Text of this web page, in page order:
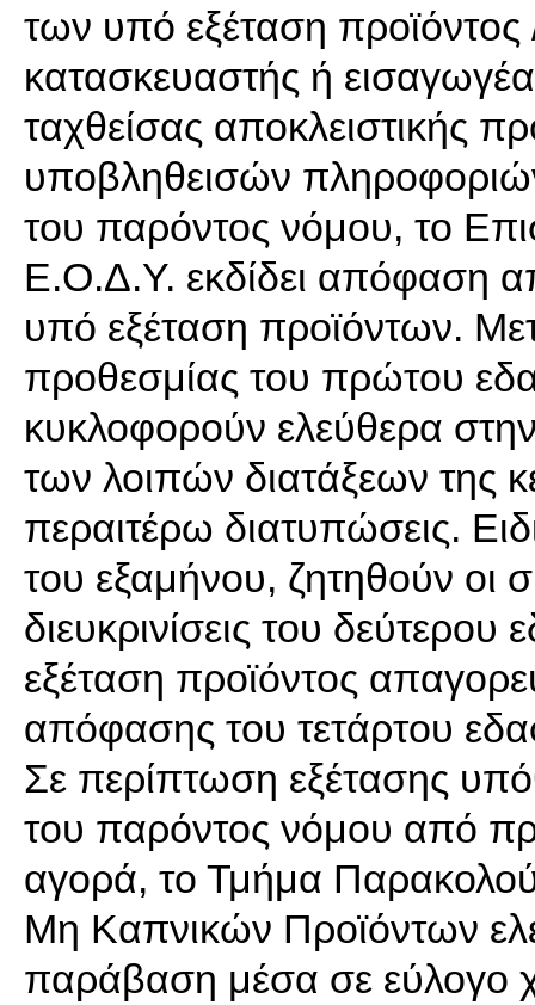
των υπό εξέταση
κατασκευαστής ή
ταχθείσας αποκλειστικής
υποβληθεισών
του παρόντος νόμου, το
Ε.Ο.Δ.Υ. εκδίδει απόφαση
υπό εξέταση προϊόντων.
προθεσμίας του πρώτου
κυκλοφορούν ελεύθερα
των λοιπών διατάξεων της
περαιτέρω διατυπώσεις.
του εξαμήνου, ζητηθούν οι
διευκρινίσεις του
εξέταση προϊόντος
απόφασης του τετάρτου
Σε περίπτωση εξέτασης
του παρόντος νόμου από
αγορά, το Τμήμα
Μη Καπνικών Προϊόντων
παράβαση μέσα σε εύλογο